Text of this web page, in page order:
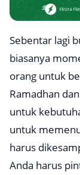
Sebentar lagi
biasanya
orang untuk
Ramadhan
untuk
untuk
harus
Anda harus